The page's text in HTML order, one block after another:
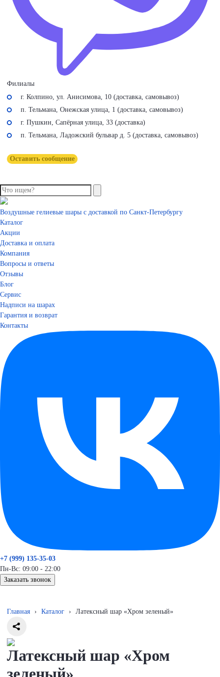
Филиалы
г. Колпино, ул. Анисимова, 10 (доставка, самовывоз)
п. Тельмана, Онежская улица, 1 (доставка, самовывоз)
г. Пушкин, Сапёрная улица, 33 (доставка)
п. Тельмана, Ладожский бульвар д. 5 (доставка, самовывоз)
Оставить сообщение
Воздушные гелиевые шары с доставкой по Санкт-Петербургу
Каталог
Акции
Доставка и оплата
Компания
Вопросы и ответы
Отзывы
Блог
Сервис
Надписи на шарах
Гарантия и возврат
Контакты
+7 (999) 135-35-03
Пн-Вс: 09:00 - 22:00
Заказать звонок
Главная › Каталог › Латексный шар «Хром зеленый»
Латексный шар «Хром